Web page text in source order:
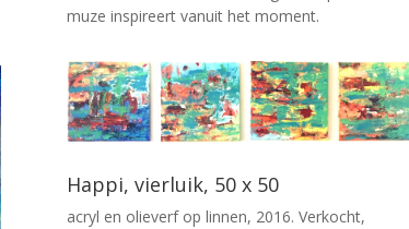
muze inspireert vanuit het moment.
Happi, vierluik, 50 x 50
acryl en olieverf op linnen, 2016. Verkocht,